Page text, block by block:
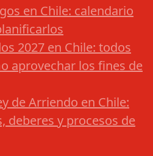
en Chile: calendario
2027 en Chile: todos
aprovechar los fines de
de Arriendo en Chile:
deberes y procesos de